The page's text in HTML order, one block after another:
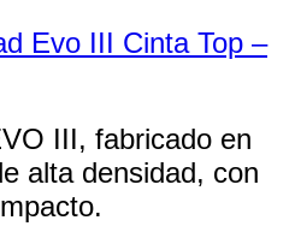
Evo III Cinta Top –
III, fabricado en
alta densidad, con